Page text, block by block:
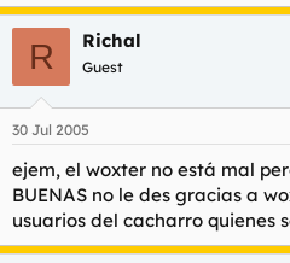
R Richal
Guest
30 Jul 2005
ejem, el woxter no está mal
BUENAS no le des gracias a
usuarios del cacharro quienes